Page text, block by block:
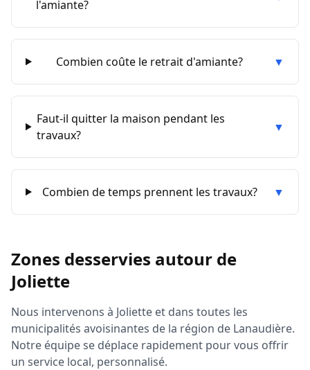
l'amiante?
Combien coûte le retrait d'amiante? ▼
Faut-il quitter la maison pendant les
travaux?
▼
Combien de temps prennent les travaux? ▼
Zones desservies autour de
Joliette
Nous intervenons à Joliette et dans toutes les
municipalités avoisinantes de la région de Lanaudière.
Notre équipe se déplace rapidement pour vous offrir
un service local, personnalisé.